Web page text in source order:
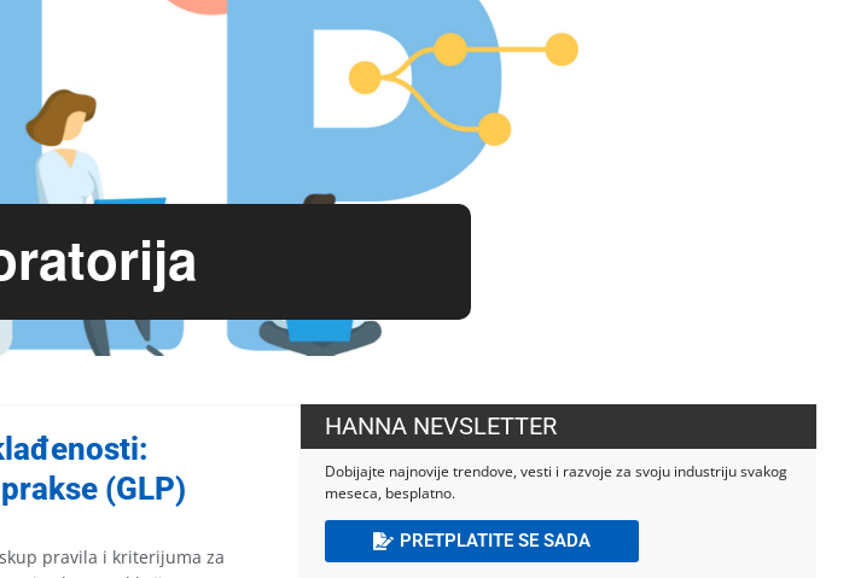
(GLP)
pravila i kriterijuma za
HANNA NEVSLETTER
Dobijajte najnovije trendove, vesti i razvoje za svoju industriju svakog
meseca, besplatno.
PRETPLATITE SE SADA